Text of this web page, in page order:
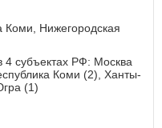
округ - Югра
Коми
Нижегородская
4 субъектах РФ: Москва
Коми (2), Ханты-
(1)